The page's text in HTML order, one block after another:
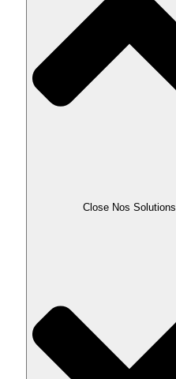
Close Nos Solutions